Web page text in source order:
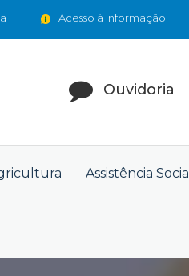
Acesso à Informação
Ouvidoria
Assistência Social